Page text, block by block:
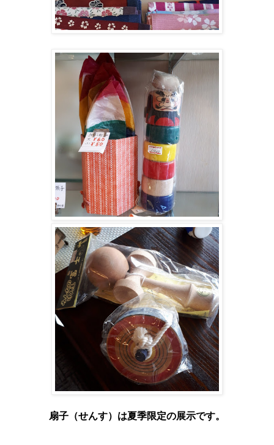
扇子（せんす）は夏季限定の展示です。